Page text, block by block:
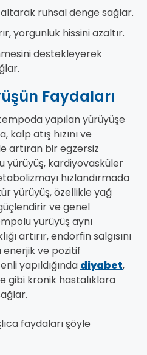
ruhsal denge sağlar.
yorgunluk hissini azaltır.
destekleyerek
Faydaları
yapılan yürüyüşe
kalp atış hızını ve
artıran bir egzersiz
yürüyüş, kardiyovasküler
hızlandırmada
yürüyüş, özellikle yağ
güçlendirir ve genel
yürüyüş aynı
artırır, endorfin salgısını
ve pozitif
yapıldığında diyabet,
gibi kronik hastalıklara
faydaları şöyle